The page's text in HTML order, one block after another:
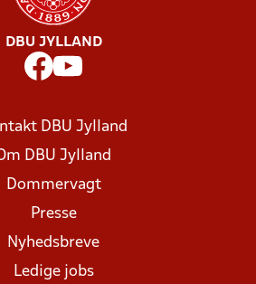
DBU JYLLAND
DBU Jylland
DBU Jylland
Dommervagt
Presse
Nyhedsbreve
Ledige jobs